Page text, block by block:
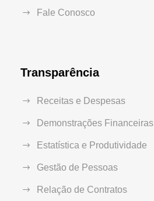
Fale Conosco
Transparência
Receitas e Despesas
Demonstrações Financeiras
Estatística e Produtividade
Gestão de Pessoas
Relação de Contratos